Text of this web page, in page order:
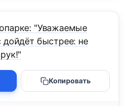
"Уважаемые
дойдёт быстрее: не
Копировать